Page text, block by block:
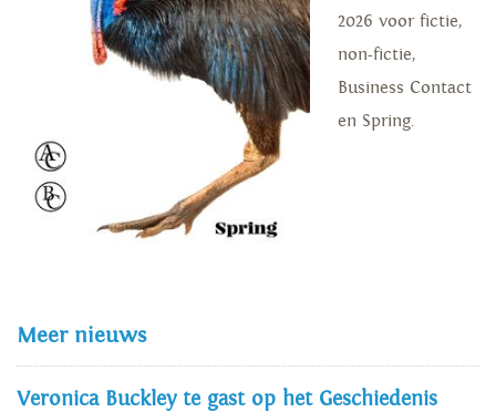
2026 voor fictie,
non-fictie,
Business Contact
en Spring.
Meer nieuws
Veronica Buckley te gast op het Geschiedenis